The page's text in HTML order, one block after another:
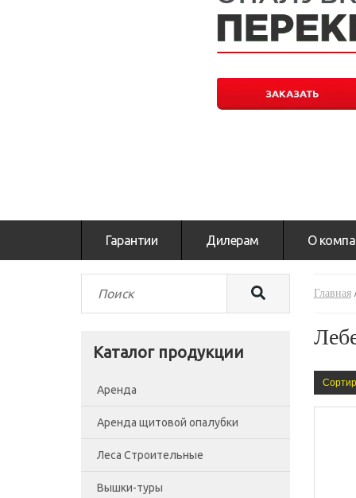
Гарантии Дилерам О
Каталог продукции
Аренда
Аренда щитовой опалубки
Леса Строительные
Леса рамные
Вышки-туры
Главная